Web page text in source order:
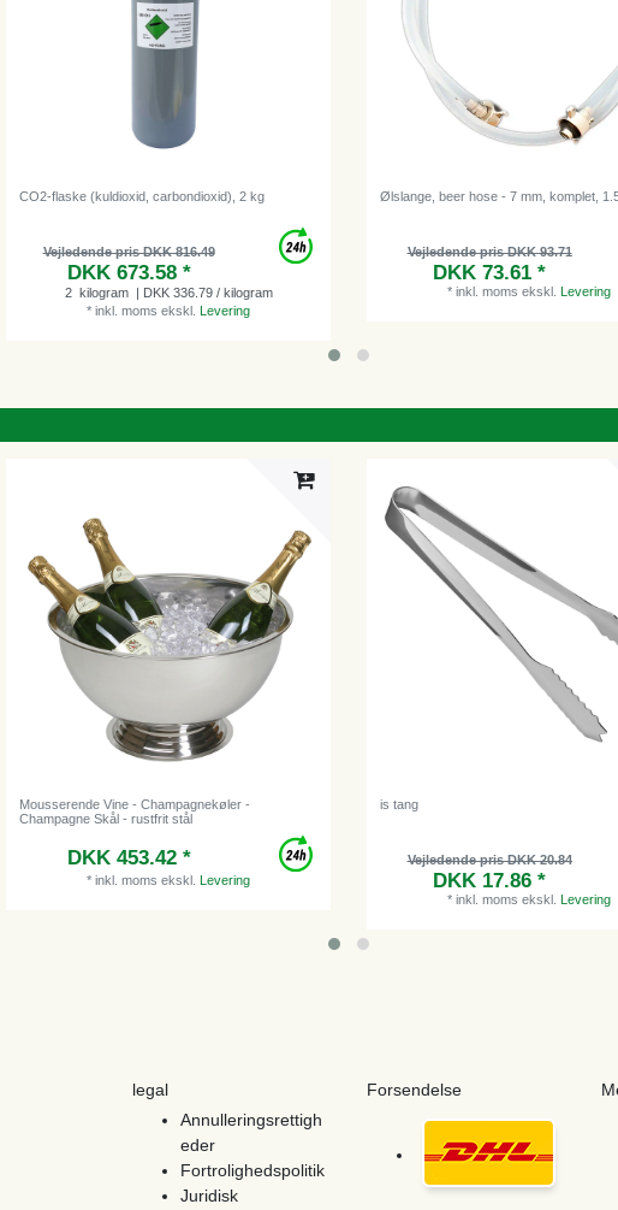
CO2-flaske (kuldioxid, carbondioxid), 2 kg
Vejledende pris DKK 816.49
DKK 673.58 *
2 kilogram
| DKK 336.79 / kilogram
* inkl. moms ekskl. Levering
Ølslange, beer hose - 7 mm, komplet,
Vejledende pris DKK 93.71
DKK 73.61 *
* inkl. moms ekskl. Levering
Mousserende Vine - Champagnekøler -
Champagne Skål - rustfrit stål
DKK 453.42 *
* inkl. moms ekskl. Levering
is tang
Vejledende pris DKK 20.84
DKK 17.86 *
* inkl. moms ekskl. Levering
legal
Annulleringsrettigh
eder
Fortrolighedspolitik
Juridisk
Forsendelse